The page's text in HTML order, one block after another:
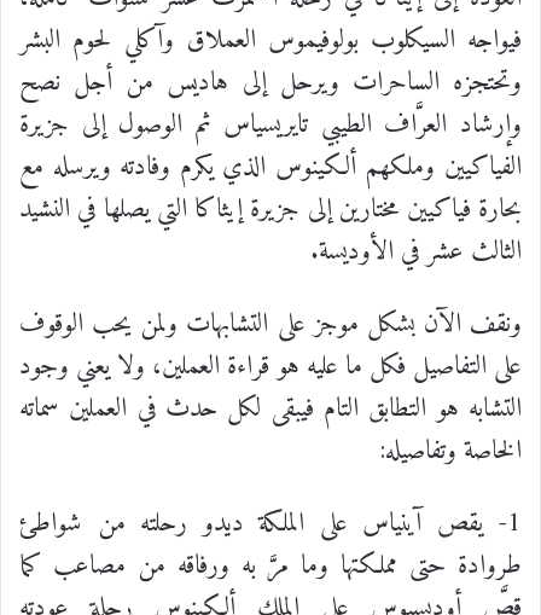
فيواجه السيكلوب بولوفيموس العملاق وآكلي لحوم البشر
وتحتجزه الساحرات ويرحل إلى هاديس من أجل نصح
وإرشاد العرَّاف الطيبي تايريسياس ثم الوصول إلى جزيرة
الفياكيين وملكهم ألكينوس الذي يكرم وفادته ويرسله مع
بحارة فياكيين مختارين إلى جزيرة إيثاكا التي يصلها في النشيد
الثالث عشر في الأوديسة.
ونقف الآن بشكل موجز على التشابهات ولمن يحب الوقوف
على التفاصيل فكل ما عليه هو قراءة العملين، ولا يعني وجود
التشابه هو التطابق التام فيبقى لكل حدث في العملين سماته
الخاصة وتفاصيله:
1- يقص آينياس على الملكة ديدو رحلته من شواطئ
طروادة حتى مملكتها وما مرَّ به ورفاقه من مصاعب كما